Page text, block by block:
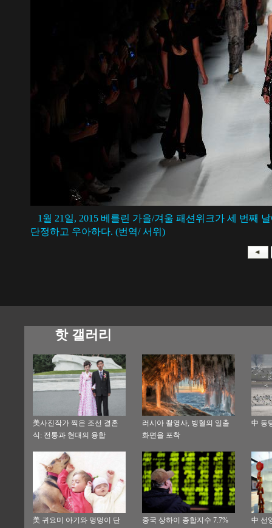
1월 21일, 2015 베를린 가을/겨울 패션위크가 세 번째
단정하고 우아하다. (번역/ 서위)
핫 갤러리
美사진작가 찍은 조선 결혼
식: 전통과 현대의 융합
러시아 촬영사, 빙혈의 일출
화면을 포착
中 둥
美 귀요미 아기와 멍멍이 단
중국 상하이 종합지수 7.7%
中 선